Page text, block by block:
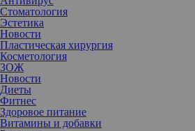
Стоматология
Эстетика
Новости
Пластическая хирургия
Косметология
ЗОЖ
Новости
Диеты
Фитнес
Здоровое питание
Витамины и добавки